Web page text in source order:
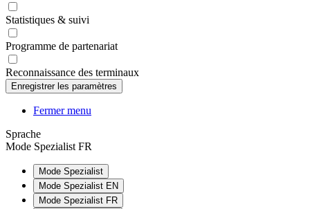
Statistiques & suivi
Programme de partenariat
Reconnaissance des terminaux
Fermer menu
Sprache
Mode Spezialist FR
Mode Spezialist
Mode Spezialist EN
Mode Spezialist FR